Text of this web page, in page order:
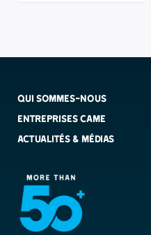
QUI SOMMES-NOUS
ENTREPRISES CAME
ACTUALITÉS & MÉDIAS